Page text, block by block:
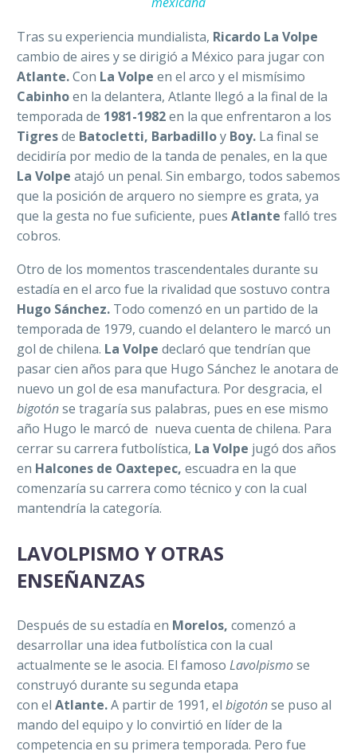
Tras su experiencia mundialista, Ricardo La Volpe
cambio de aires y se dirigió a México para jugar con
Atlante.Con La Volpe en el arco y el mismísimo
Cabinhoen la delantera, Atlante llegó a la final de la
temporada de 1981-1982en la que enfrentaron a los
Tigresde Batocletti, Barbadilloy Boy. La final se
decidiría por medio de la tanda de penales, en la que
La Volpe atajó un penal. Sin embargo, todos sabemos
que la posición de arquero no siempre es grata, ya
que la gesta no fue suficiente, pues Atlante falló tres
cobros.
Otro de los momentos trascendentales durante su
estadía en el arco fue la rivalidad que sostuvo contra
Hugo Sánchez. Todo comenzó en un partido de la
temporada de 1979, cuando el delantero le marcó un
gol de chilena. La Volpe declaró que tendrían que
pasar cien años para que Hugo Sánchez le anotara de
nuevo un gol de esa manufactura. Por desgracia, el
bigotónse tragaría sus palabras, pues en ese mismo
año Hugo le marcó de nueva cuenta de chilena. Para
cerrar su carrera futbolística, La Volpe jugó dos años
en Halcones de Oaxtepec, escuadra en la que
comenzaría su carrera como técnico y con la cual
mantendría la categoría.
LAVOLPISMO Y OTRAS
ENSEÑANZAS
Después de su estadía en Morelos, comenzó a
desarrollar una idea futbolística con la cual
actualmente se le asocia. El famoso Lavolpismose
construyó durante su segunda etapa
con el Atlante.A partir de 1991, el bigotónse puso al
mando del equipo y lo convirtió en líder de la
competencia en su primera temporada. Pero fue